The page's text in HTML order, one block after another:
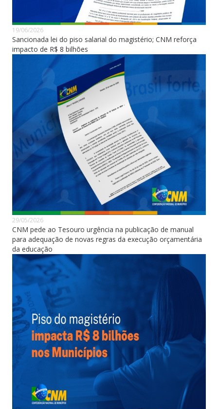
19/06/2026
Sancionada lei do piso salarial do magistério; CNM reforça
impacto de R$ 8 bilhões
29/05/2026
CNM pede ao Tesouro urgência na publicação de manual
para adequação de novas regras da execução orçamentária
da educação